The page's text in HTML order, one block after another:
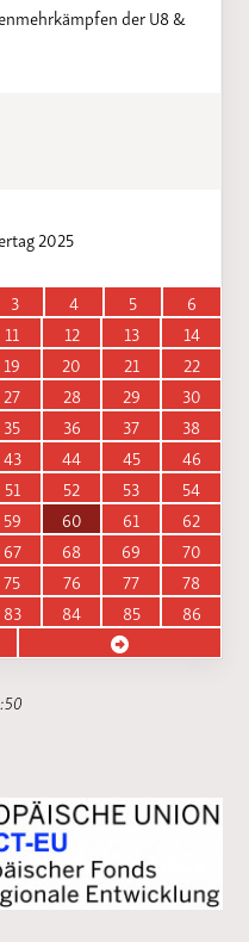
der U8 &
2025
3 4 5
6
11 12 13
14
19 20 21
22
27 28 29
30
35 36 37
38
43 44 45
46
51 52 53
54
59 60 61
62
67 68 69
70
75 76 77
78
83 84 85
86